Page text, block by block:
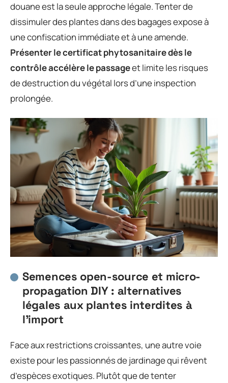
douane est la seule approche légale. Tenter de
dissimuler des plantes dans des bagages expose à
une confiscation immédiate et à une amende.
Présenter le certificat phytosanitaire dès le
contrôle accélère le passageet limite les risques
de destruction du végétal lors d’une inspection
prolongée.
Semences open-source et micro-
propagation DIY : alternatives
légales aux plantes interdites à
l’import
Face aux restrictions croissantes, une autre voie
existe pour les passionnés de jardinage qui rêvent
d’espèces exotiques. Plutôt que de tenter